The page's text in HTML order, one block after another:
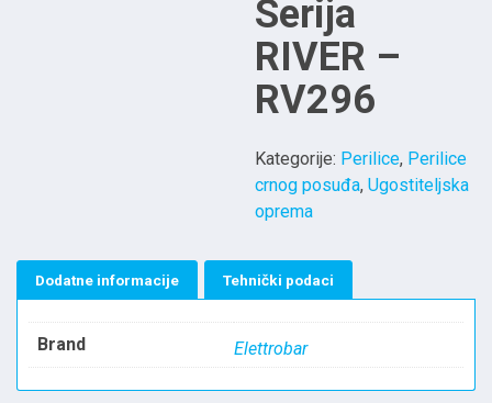
Serija
RIVER –
RV296
Kategorije: Perilice, Perilice
crnog posuđa,Ugostiteljska
oprema
Dodatne informacije Tehnički podaci
Brand Elettrobar